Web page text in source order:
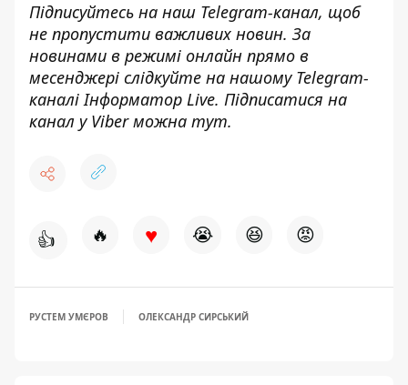
Підписуйтесь на наш Telegram-канал, щоб
не пропустити важливих новин. За
новинами в режимі онлайн прямо в
месенджері слідкуйте на нашому Telegram-
каналіІнформатор Live. Підписатися на
канал у Viber можна тут.
👍 🔥 ♥ 😭 😆 😡
РУСТЕМ УМЄРОВ ОЛЕКСАНДР СИРСЬКИЙ